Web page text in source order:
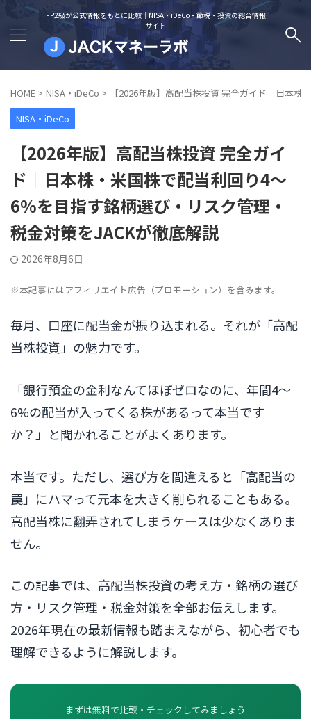
FP2級が公式情報をもとに比較｜NISA・iDeCo・節税・投資の総合情報
サイト
HOME > NISA・iDeCo >
【2026年版】高配当株投資 完全ガイド｜日本
NISA・iDeCo
【2026年版】高配当株投資 完全ガイ
ド｜日本株・米国株で配当利回り4〜
6%を目指す銘柄選び・リスク管理・
税金対策をJACKが徹底解説
2026年8月6日
※本記事にはアフィリエイト広告（プロモーション）を含みます。
毎月、口座に配当金が振り込まれる。それが「高配
当株投資」の魅力です。
「銀行預金の金利なんてほぼゼロなのに、年間4〜
6%の配当が入ってくる株があるって本当です
か？」と聞かれることがよくあります。
本当です。ただし、選び方を間違えると「高配当の
罠」にハマって元本を大きく削られることもある。
高配当株に翻弄されてしまうケースは少なくありま
せん。
この記事では、高配当株投資の考え方・銘柄の選び
方・リスク管理・税金対策を全部お伝えします。
2026年現在の最新情報も踏まえながら、初心者でも
理解できるように解説します。
まずは無料で比較・チェックしてみましょう